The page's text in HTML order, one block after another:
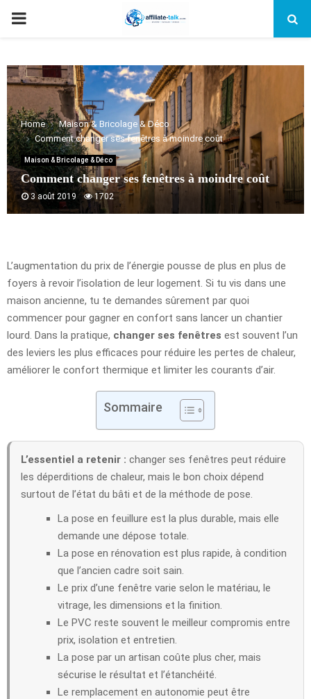
PRIMARY
Home
Maison & Bricolage & Déco
Comment changer ses fenêtres à moindre coût
Maison & Bricolage & Déco
Comment changer ses fenêtres à moindre coût
3 août 2019 1702
L’augmentation du prix de l’énergie pousse de plus en plus de
foyers à revoir l’isolation de leur logement. Si tu vis dans une
maison ancienne, tu te demandes sûrement par quoi
commencer pour gagner en confort sans lancer un chantier
lourd. Dans la pratique, changer ses fenêtres est souvent l’un
des leviers les plus efficaces pour réduire les pertes de chaleur,
améliorer le confort thermique et limiter les courants d’air.
Sommaire
L’essentiel a retenir : changer ses fenêtres peut réduire
les déperditions de chaleur, mais le bon choix dépend
surtout de l’état du bâti et de la méthode de pose.
La pose en feuillure est la plus durable, mais elle
demande une dépose totale.
La pose en rénovation est plus rapide, à condition
que l’ancien cadre soit sain.
Le prix d’une fenêtre varie selon le matériau, le
vitrage, les dimensions et la finition.
Le PVC reste souvent le meilleur compromis entre
prix, isolation et entretien.
La pose par un artisan coûte plus cher, mais
sécurise le résultat et l’étanchéité.
Le remplacement en autonomie peut être